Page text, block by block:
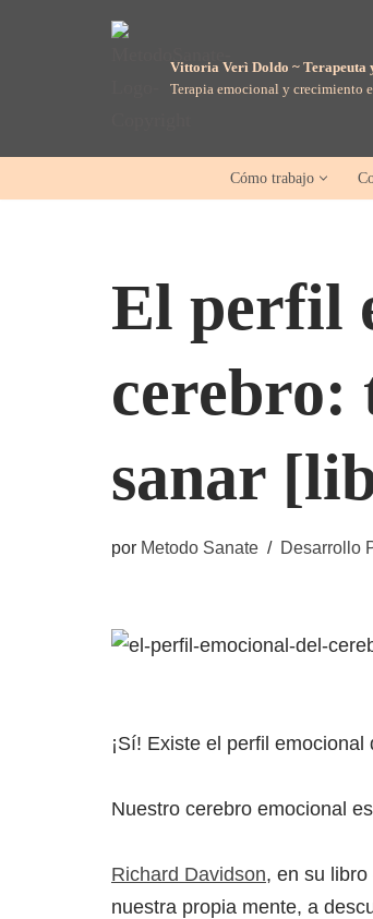
Vittoria Verì Doldo ~ Terapeuta
Terapia emocional y crecimiento
Cómo trabajo
El perfil
cerebro:
sanar
por Metodo Sanate Desarrollo
¡Sí! Existe el perfil
Nuestro cerebro emocional
Richard Davidson, en su libro
nuestra propia mente, a